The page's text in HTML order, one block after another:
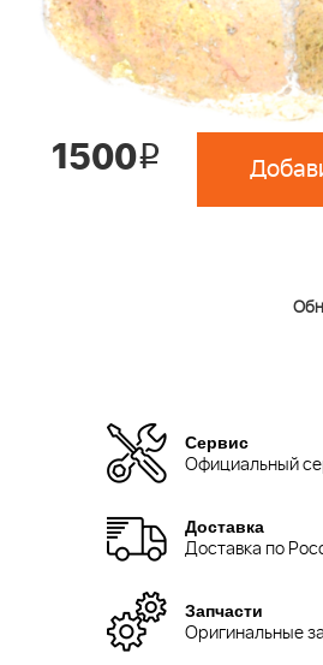
1500i
Сервис
Официальный
Доставка
Доставка по
Запчасти
Оригинальные